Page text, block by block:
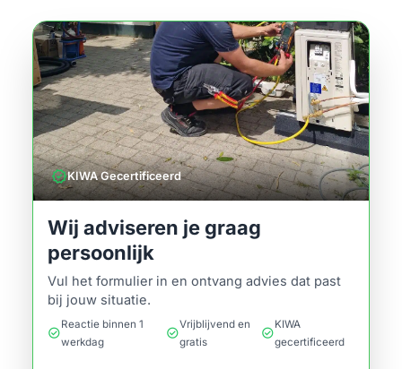
verifiedKIWA Gecertificeerd
Wij adviseren je graag
persoonlijk
Vul het formulier in en ontvang advies dat past
bij jouw situatie.
check_circle
Reactie binnen 1
werkdag
check_circle
Vrijblijvend en
gratis
check_circle
KIWA
gecertificeerd